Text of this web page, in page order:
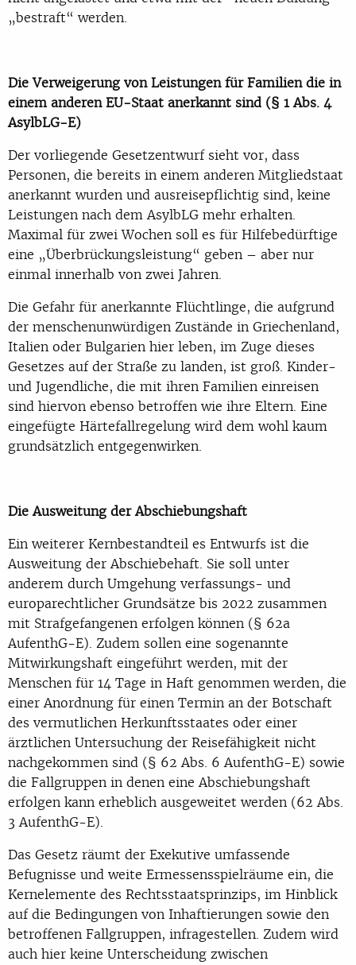
„bestraft“ werden.
Die Verweigerung von Leistungen für Familien die in
einem anderen EU-Staat anerkannt sind (§ 1 Abs. 4
AsylbLG-E)
Der vorliegende Gesetzentwurf sieht vor, dass
Personen, die bereits in einem anderen Mitgliedstaat
anerkannt wurden und ausreisepflichtig sind, keine
Leistungen nach dem AsylbLG mehr erhalten.
Maximal für zwei Wochen soll es für Hilfebedürftige
eine „Überbrückungsleistung“ geben – aber nur
einmal innerhalb von zwei Jahren.
Die Gefahr für anerkannte Flüchtlinge, die aufgrund
der menschenunwürdigen Zustände in Griechenland,
Italien oder Bulgarien hier leben, im Zuge dieses
Gesetzes auf der Straße zu landen, ist groß. Kinder-
und Jugendliche, die mit ihren Familien einreisen
sind hiervon ebenso betroffen wie ihre Eltern. Eine
eingefügte Härtefallregelung wird dem wohl kaum
grundsätzlich entgegenwirken.
Die Ausweitung der Abschiebungshaft
Ein weiterer Kernbestandteil es Entwurfs ist die
Ausweitung der Abschiebehaft. Sie soll unter
anderem durch Umgehung verfassungs- und
europarechtlicher Grundsätze bis 2022 zusammen
mit Strafgefangenen erfolgen können (§ 62a
AufenthG-E). Zudem sollen eine sogenannte
Mitwirkungshaft eingeführt werden, mit der
Menschen für 14 Tage in Haft genommen werden, die
einer Anordnung für einen Termin an der Botschaft
des vermutlichen Herkunftsstaates oder einer
ärztlichen Untersuchung der Reisefähigkeit nicht
nachgekommen sind (§ 62 Abs. 6 AufenthG-E) sowie
die Fallgruppen in denen eine Abschiebungshaft
erfolgen kann erheblich ausgeweitet werden (62 Abs.
3 AufenthG-E).
Das Gesetz räumt der Exekutive umfassende
Befugnisse und weite Ermessensspielräume ein, die
Kernelemente des Rechtsstaatsprinzips, im Hinblick
auf die Bedingungen von Inhaftierungen sowie den
betroffenen Fallgruppen, infragestellen. Zudem wird
auch hier keine Unterscheidung zwischen